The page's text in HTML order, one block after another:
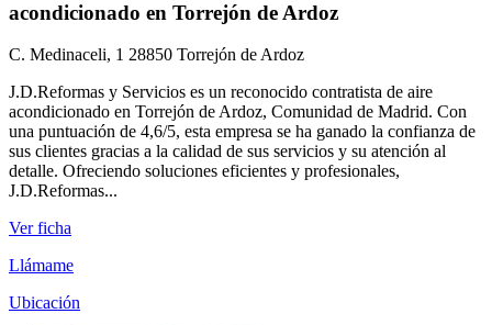
acondicionado en Torrejón de Ardoz
C. Medinaceli, 1 28850 Torrejón de Ardoz
J.D.Reformas y Servicios es un reconocido contratista de aire
acondicionado en Torrejón de Ardoz, Comunidad de Madrid. Con
una puntuación de 4,6/5, esta empresa se ha ganado la confianza de
sus clientes gracias a la calidad de sus servicios y su atención al
detalle. Ofreciendo soluciones eficientes y profesionales,
J.D.Reformas...
Ver ficha
Llámame
Ubicación